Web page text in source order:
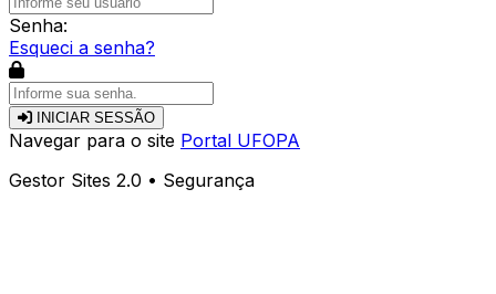
Senha:
Esqueci a senha?
INICIAR SESSÃO
Navegar para o site Portal UFOPA
Gestor Sites 2.0 • Segurança